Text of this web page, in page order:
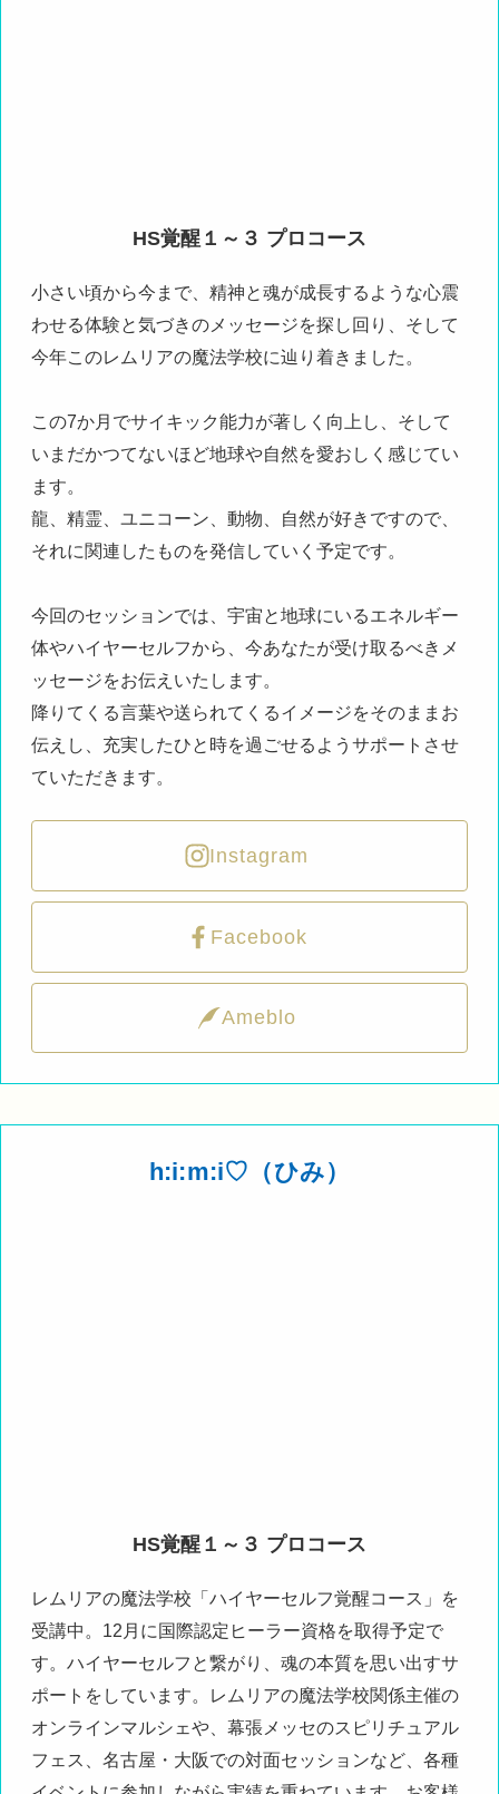
HS覚醒１～３ プロコース
小さい頃から今まで、精神と魂が成長するような心震
わせる体験と気づきのメッセージを探し回り、そして
今年このレムリアの魔法学校に辿り着きました。
この7か月でサイキック能力が著しく向上し、そして
いまだかつてないほど地球や自然を愛おしく感じてい
ます。
龍、精霊、ユニコーン、動物、自然が好きですので、
それに関連したものを発信していく予定です。
今回のセッションでは、宇宙と地球にいるエネルギー
体やハイヤーセルフから、今あなたが受け取るべきメ
ッセージをお伝えいたします。
降りてくる言葉や送られてくるイメージをそのままお
伝えし、充実したひと時を過ごせるようサポートさせ
ていただきます。
Instagram
Facebook
Ameblo
h:i:m:i♡（ひみ）
HS覚醒１～３ プロコース
レムリアの魔法学校「ハイヤーセルフ覚醒コース」を
受講中。12月に国際認定ヒーラー資格を取得予定で
す。ハイヤーセルフと繋がり、魂の本質を思い出すサ
ポートをしています。レムリアの魔法学校関係主催の
オンラインマルシェや、幕張メッセのスピリチュアル
フェス、名古屋・大阪での対面セッションなど、各種